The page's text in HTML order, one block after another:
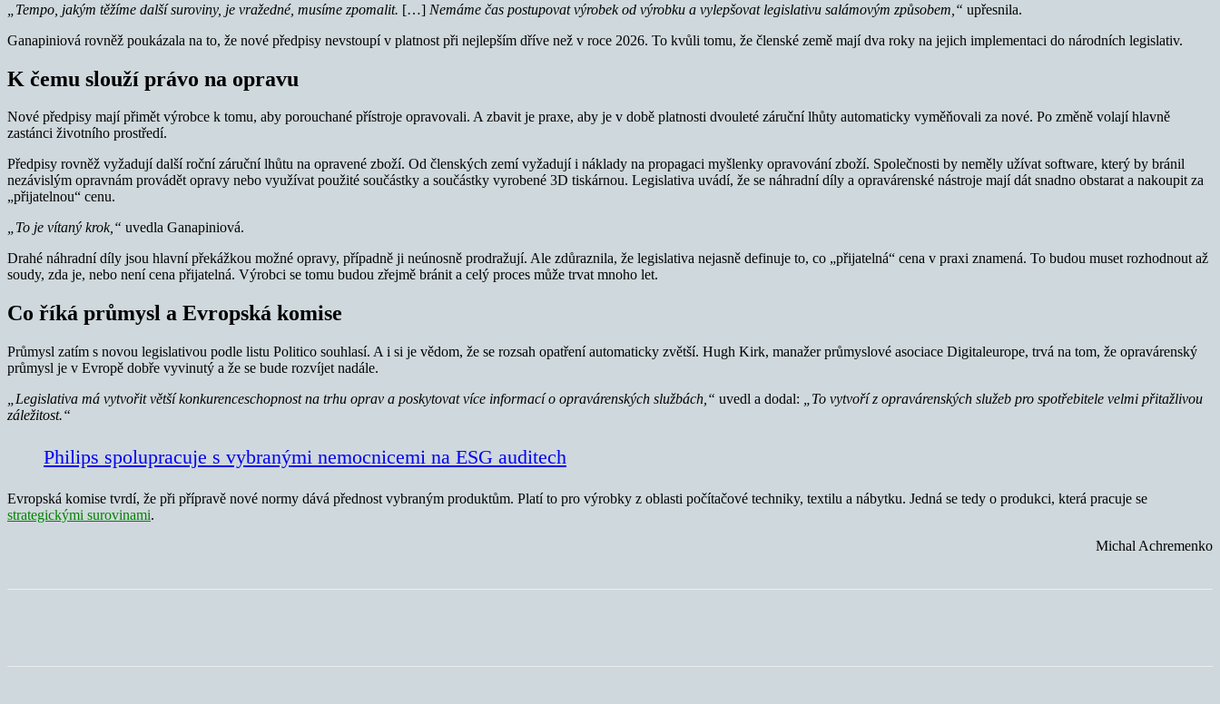
„Tempo, jakým těžíme další suroviny, je vražedné, musíme zpomalit. […] Nemáme čas postupovat výrobek od výrobku a vylepšovat legislativu salámovým způsobem,“ upřesnila.
Ganapiniová rovněž poukázala na to, že nové předpisy nevstoupí v platnost při nejlepším dříve než v roce 2026. To kvůli tomu, že členské země mají dva roky na jejich implementaci do národních legislativ.
K čemu slouží právo na opravu
Nové předpisy mají přimět výrobce k tomu, aby porouchané přístroje opravovali. A zbavit je praxe, aby je v době platnosti dvouleté záruční lhůty automaticky vyměňovali za nové. Po změně volají hlavně
zastánci životního prostředí.
Předpisy rovněž vyžadují další roční záruční lhůtu na opravené zboží. Od členských zemí vyžadují i náklady na propagaci myšlenky opravování zboží. Společnosti by neměly užívat software, který by bránil
nezávislým opravnám provádět opravy nebo využívat použité součástky a součástky vyrobené 3D tiskárnou. Legislativa uvádí, že se náhradní díly a opravárenské nástroje mají dát snadno obstarat a nakoupit za
„přijatelnou“ cenu.
„To je vítaný krok,“ uvedla Ganapiniová.
Drahé náhradní díly jsou hlavní překážkou možné opravy, případně ji neúnosně prodražují. Ale zdůraznila, že legislativa nejasně definuje to, co „přijatelná“ cena v praxi znamená. To budou muset rozhodnout až
soudy, zda je, nebo není cena přijatelná. Výrobci se tomu budou zřejmě bránit a celý proces může trvat mnoho let.
Co říká průmysl a Evropská komise
Průmysl zatím s novou legislativou podle listu Politico souhlasí. A i si je vědom, že se rozsah opatření automaticky zvětší. Hugh Kirk, manažer průmyslové asociace Digitaleurope, trvá na tom, že opravárenský
průmysl je v Evropě dobře vyvinutý a že se bude rozvíjet nadále.
„Legislativa má vytvořit větší konkurenceschopnost na trhu oprav a poskytovat více informací o opravárenských službách,“ uvedl a dodal:
„To vytvoří z opravárenských služeb pro spotřebitele velmi přitažlivou
záležitost.“
Philips spolupracuje s vybranými nemocnicemi na ESG auditech
Evropská komise tvrdí, že při přípravě nové normy dává přednost vybraným produktům. Platí to pro výrobky z oblasti počítačové techniky, textilu a nábytku. Jedná se tedy o produkci, která pracuje se
strategickými surovinami.
Michal Achremenko